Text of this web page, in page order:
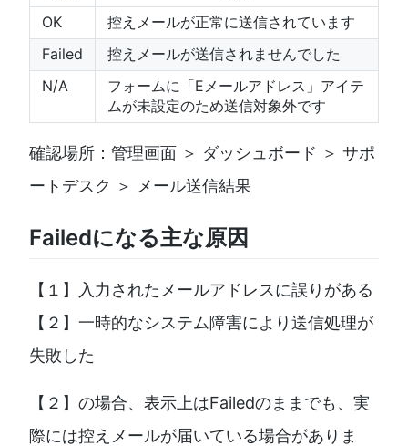
OK
控えメールが正常に送信されています
Failed
控えメールが送信されませんでした
N/A
フォームに「Eメールアドレス」アイテ
ムが未設定のため送信対象外です
確認場所：管理画面 ＞ ダッシュボード ＞ サポ
ートデスク ＞ メール送信結果
Failedになる主な原因
【１】入力されたメールアドレスに誤りがある
【２】一時的なシステム障害により送信処理が
失敗した
【２】の場合、表示上はFailedのままでも、実
際には控えメールが届いている場合がありま